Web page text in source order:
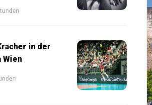
in der
Wien